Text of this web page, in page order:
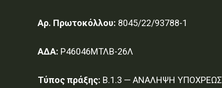
Αρ. Πρωτοκόλλου: 8045/22/93788-1
ΑΔΑ: Ρ46046ΜΤΛΒ-26Λ
Τύπος πράξης: Β.1.3 — ΑΝΑΛΗΨΗ